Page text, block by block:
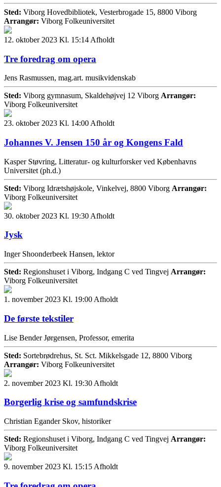
Sted: Viborg Hovedbibliotek, Vesterbrogade 15, 8800 Viborg
Arrangør: Viborg Folkeuniversitet
12. oktober 2023 Kl. 15:14 Afholdt
Tre foredrag om opera
Jens Rasmussen, mag.art. musikvidenskab
Sted: Viborg gymnasum, Skaldehøjvej 12 Viborg Arrangør:
Viborg Folkeuniversitet
23. oktober 2023 Kl. 14:00 Afholdt
Johannes V. Jensen 150 år og Kongens Fald
Kasper Støvring, Litteratur- og kulturforsker ved Københavns
Universitet (ph.d.)
Sted: Viborg Idrætshøjskole, Vinkelvej, 8800 Viborg Arrangør:
Viborg Folkeuniversitet
30. oktober 2023 Kl. 19:30 Afholdt
Jysk
Inger Shoonderbeek Hansen, lektor
Sted: Regionshuset i Viborg, Indgang C ved Tingvej Arrangør:
Viborg Folkeuniversitet
1. november 2023 Kl. 19:00 Afholdt
De første tekstiler
Lise Bender Jørgensen, Professor, emerita
Sted: Sortebrødrehus, St. Sct. Mikkelsgade 12, 8800 Viborg
Arrangør: Viborg Folkeuniversitet
2. november 2023 Kl. 19:30 Afholdt
Borgerlig krise og samfundskrise
Christian Egander Skov, historiker
Sted: Regionshuset i Viborg, Indgang C ved Tingvej Arrangør:
Viborg Folkeuniversitet
9. november 2023 Kl. 15:15 Afholdt